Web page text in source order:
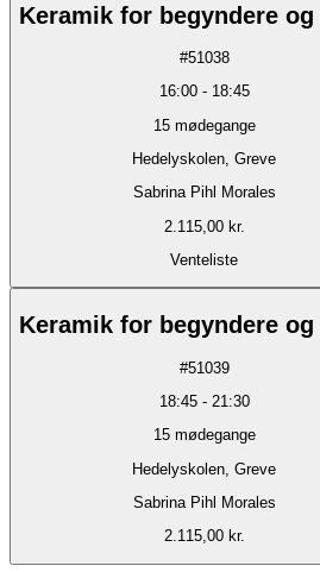
Keramik for begyndere og
#51038
16:00- 18:45
15 mødegange
Hedelyskolen, Greve
Sabrina Pihl Morales
2.115,00 kr.
Venteliste
Keramik for begyndere og
#51039
18:45- 21:30
15 mødegange
Hedelyskolen, Greve
Sabrina Pihl Morales
2.115,00 kr.